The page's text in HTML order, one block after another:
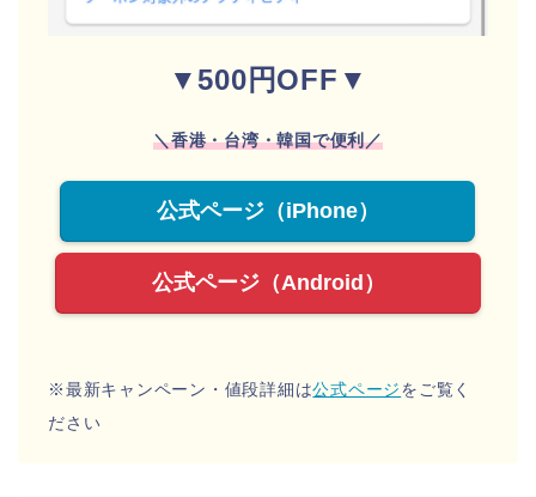
▼500円OFF▼
＼香港・台湾・韓国で便利／
公式ページ（iPhone）
公式ページ（Android）
※最新キャンペーン・値段詳細は公式ページをご覧く
ださい